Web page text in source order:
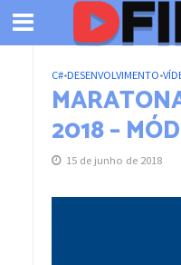
C#•DESENVOLVIMENTO•
2018 –
15 de junho de 2018